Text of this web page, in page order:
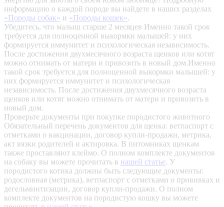
информацию о каждой породе вы найдете в наших разделах
«Породы собак» и «Породы кошек».
Убедитесь, что малыш старше 2 месяцев Именно такой срок
требуется для полноценной выкормки малышей: у них
формируется иммунитет и психологическая независимость.
После достижения двухмесячного возраста щенков или котят
можно отнимать от матери и привозить в новый дом.Именно
такой срок требуется для полноценной выкормки малышей: у
них формируется иммунитет и психологическая
независимость. После достижения двухмесячного возраста
щенков или котят можно отнимать от матери и привозить в
новый дом.
Проверьте документы при покупке породистого животного
Обязательный перечень документов для щенка: ветпаспорт с
отметками о вакцинации, договор купли-продажи, метрика,
акт вязки родителей и актировка. В питомниках щенкам
также проставляют клеймо. О полном комплекте документов
на собаку вы можете прочитать в нашей статье. У
породистого котика должны быть следующие документы:
родословная (метрика), ветпаспорт с отметками о прививках и
дегельминтизации, договор купли-продажи. О полном
комплекте документов на породистую кошку вы можете